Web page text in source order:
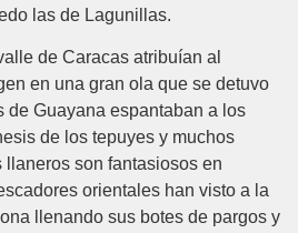
las de Lagunillas.
de Caracas atribuían al
en una gran ola que se detuvo
de Guayana espantaban a los
de los tepuyes y muchos
son fantasiosos en
orientales han visto a la
llenando sus botes de pargos y